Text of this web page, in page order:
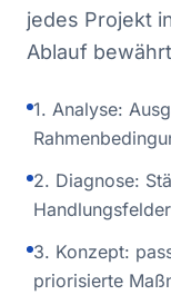
jedes Projekt
Ablauf
1. Analyse:
2. Diagnose:
3. Konzept:
priorisierte